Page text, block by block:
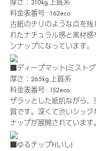
厚さ：310kg 上質系
料金表番号 : 162eco
古紙のチリのような点を
れたナチュラル感と素材
ンナップになっています。
■ディープマット(ミスト
厚さ：265kg 上質系
料金表番号 : 152eco
ザラッとした紙肌ながら
質です。深くて渋いシッ
ナップが展開されています。
■ゆるチップF(いし)